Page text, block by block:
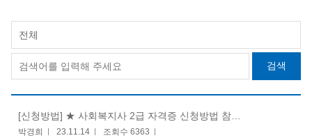
전체
검색
[신청방법] ★ 사회복지사 2급 자격증 신청방법 참고바랍니다.
박경희 23.11.14 조회수 6363